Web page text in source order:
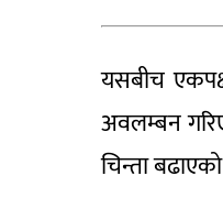
यसबीच
अवलम्बन
चिन्ता